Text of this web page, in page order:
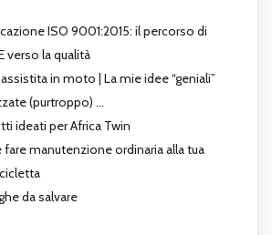
ISO 9001:2015: il percorso di
verso la qualità
in moto | La mie idee “geniali”
(purtroppo) …
ideati per Africa Twin
fare manutenzione ordinaria alla tua
da salvare